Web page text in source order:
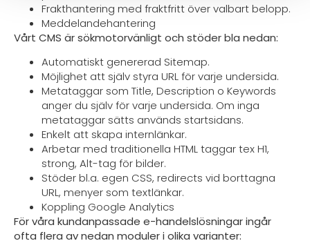
Frakthantering med fraktfritt över valbart belopp.
Meddelandehantering
Vårt CMS är sökmotorvänligt och stöder bla nedan:
Automatiskt genererad Sitemap.
Möjlighet att själv styra URL för varje undersida.
Metataggar som Title, Description o Keywords
anger du själv för varje undersida. Om inga
metataggar sätts används startsidans.
Enkelt att skapa internlänkar.
Arbetar med traditionella HTML taggar tex H1,
strong, Alt-tag för bilder.
Stöder bl.a. egen CSS, redirects vid borttagna
URL, menyer som textlänkar.
Koppling Google Analytics
För våra kundanpassade e-handelslösningar ingår
ofta flera av nedan moduler i olika varianter: